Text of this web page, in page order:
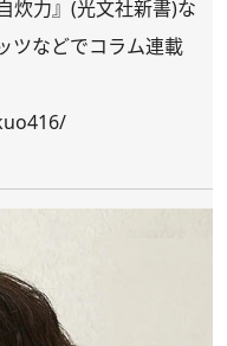
炊力』(光文社新書)な
ツなどでコラム連載